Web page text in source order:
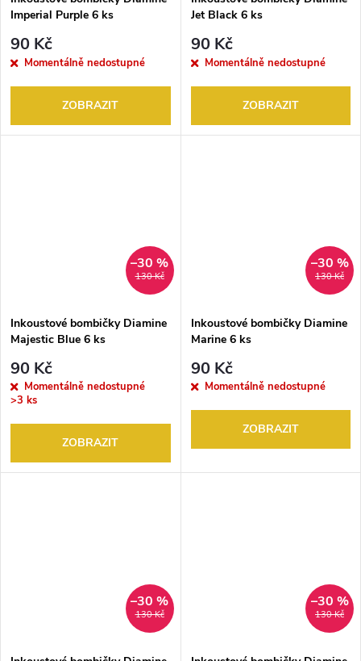
Imperial Purple 6 ks
90 Kč
Momentálně nedostupné
ZOBRAZIT
Jet Black 6 ks
90 Kč
Momentálně nedostupné
ZOBRAZIT
130 Kč
–30 %
Inkoustové bombičky Diamine
Majestic Blue 6 ks
90 Kč
Momentálně nedostupné
>3 ks
ZOBRAZIT
130 Kč
–30 %
Inkoustové bombičky Diamine
Marine 6 ks
90 Kč
Momentálně nedostupné
ZOBRAZIT
130 Kč
–30 %
130 Kč
–30 %